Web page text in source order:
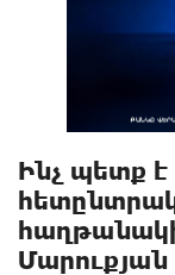
Ինչ պետք է
Մարուքյան